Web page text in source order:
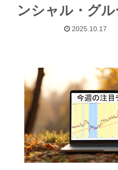
ンシャル・グル
2025.10.17